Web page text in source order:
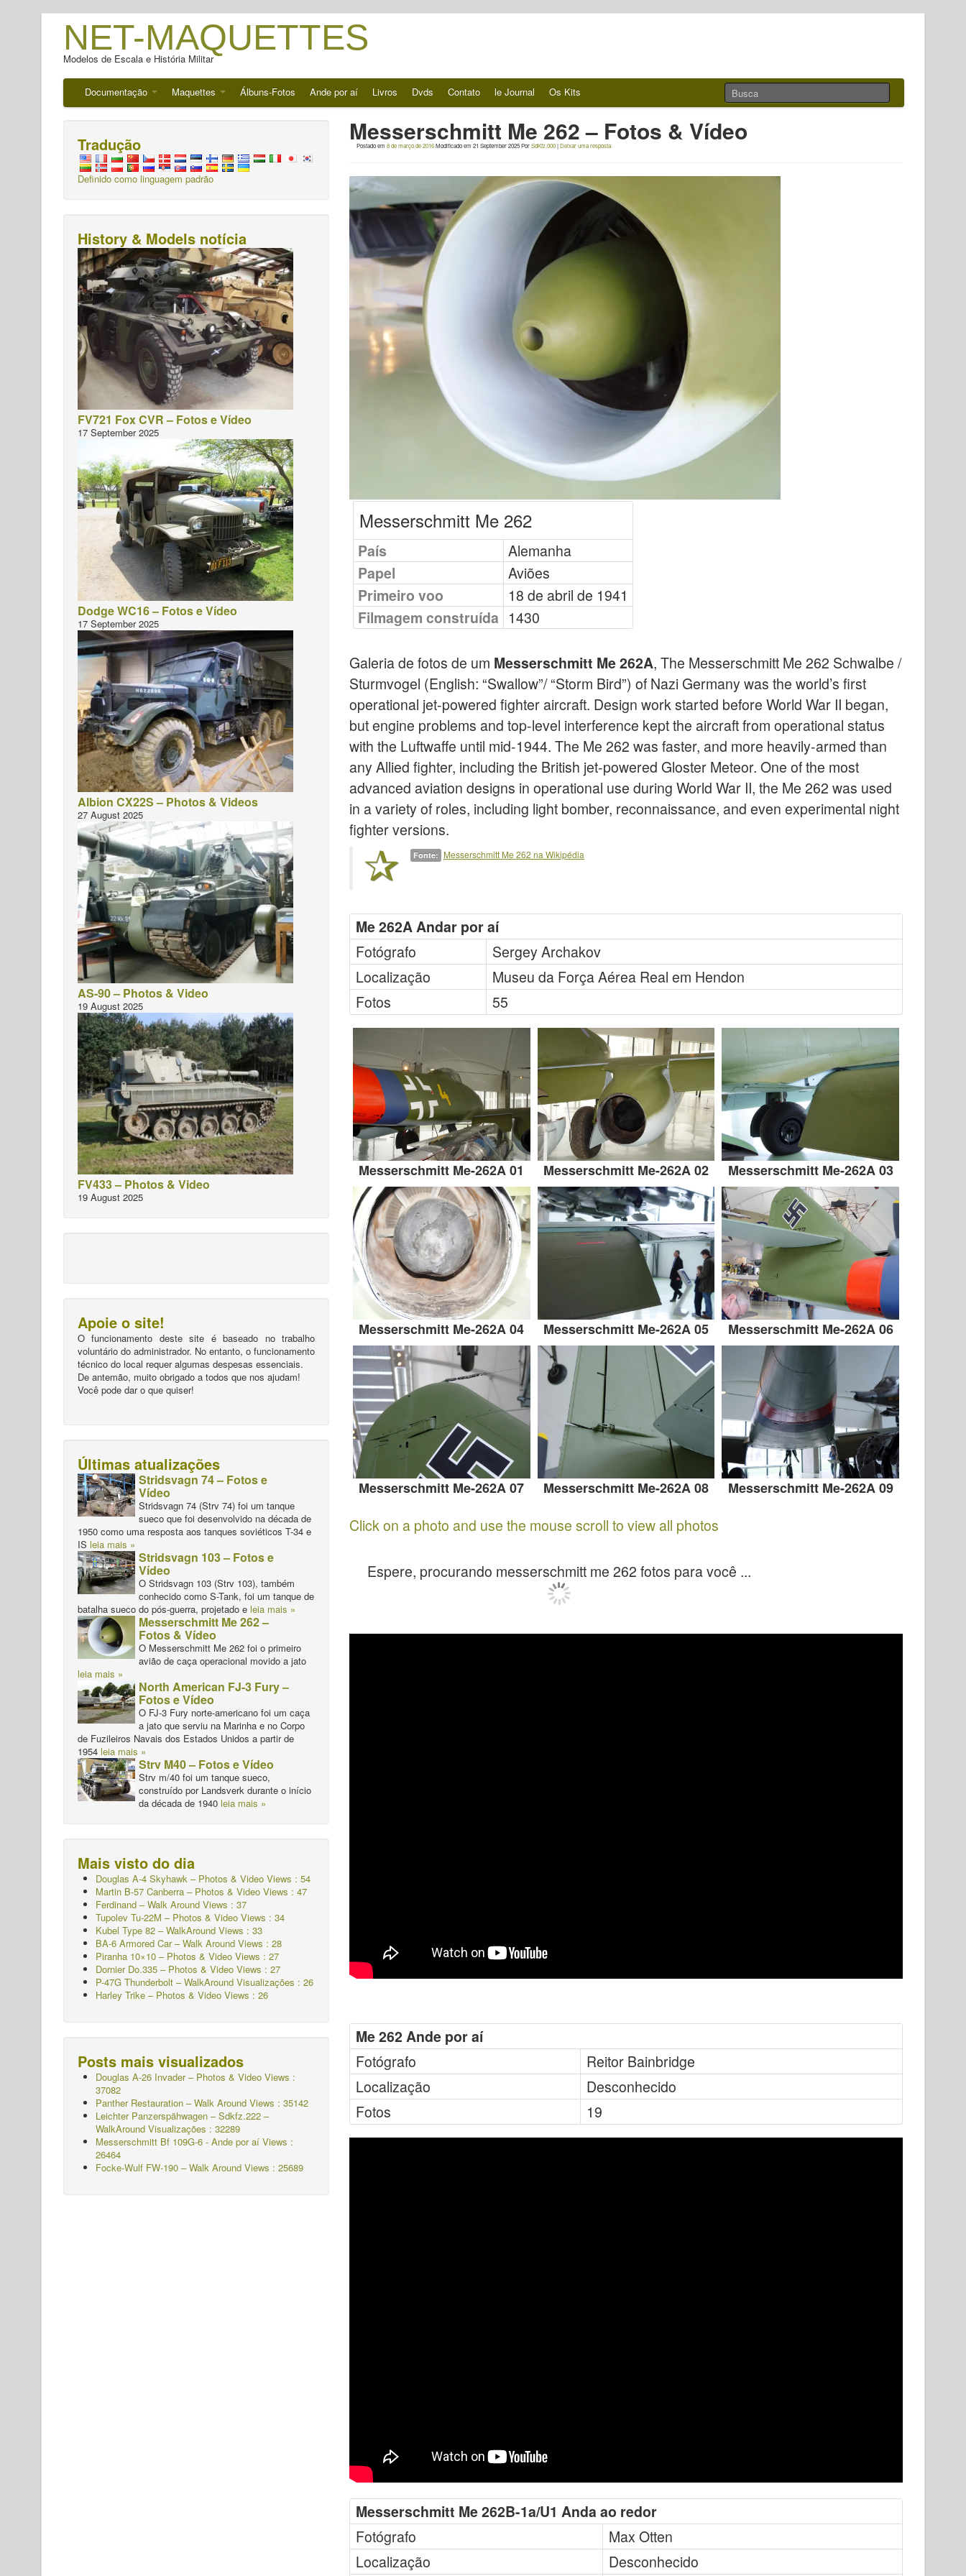
NET-MAQUETTES
Modelos de Escala e História Militar
Documentação Maquettes Álbuns-Fotos Ande por aí Livros Dvds Contato le Journal Os Kits
Messerschmitt Me 262 – Fotos & Vídeo
Postado em 8 de março de 2016Modificado em 21 September 2025PorSdKfz.000|Deixar uma resposta
Messerschmitt Me 262
País
Alemanha
Papel
Aviões
Primeiro voo
18 de abril de 1941
Filmagem construída 1430
Galeria de fotos de um Messerschmitt Me 262A, The Messerschmitt Me 262 Schwalbe /
Sturmvogel (English: “Swallow”/ “Storm Bird”) of Nazi Germany was the world’s first
operational jet-powered fighter aircraft. Design work started before World War II began,
but engine problems and top-level interference kept the aircraft from operational status
with the Luftwaffe until mid-1944. The Me 262 was faster, and more heavily-armed than
any Allied fighter, including the British jet-powered Gloster Meteor. One of the most
advanced aviation designs in operational use during World War II, the Me 262 was used
in a variety of roles, including light bomber, reconnaissance, and even experimental night
fighter versions.
Fonte: Messerschmitt Me 262 na Wikipédia
Me 262A Andar por aí
Fotógrafo
Sergey Archakov
Localização
Museu da Força Aérea Real em Hendon
Fotos
55
Messerschmitt Me-262A 01 Messerschmitt Me-262A 02 Messerschmitt Me-262A 03
Messerschmitt Me-262A 04 Messerschmitt Me-262A 05 Messerschmitt Me-262A 06
Messerschmitt Me-262A 07 Messerschmitt Me-262A 08 Messerschmitt Me-262A 09
Click on a photo and use the mouse scroll to view all photos
Espere, procurando messerschmitt me 262 fotos para você ...
Me 262 Ande por aí
Fotógrafo
Reitor Bainbridge
Localização
Desconhecido
Fotos
19
Messerschmitt Me 262B-1a/U1 Anda ao redor
Fotógrafo
Max Otten
Localização
Desconhecido
Tradução
Definido como linguagem padrão
History & Models notícia
FV721 Fox CVR – Fotos e Vídeo
17 September 2025
Dodge WC16 – Fotos e Vídeo
17 September 2025
Albion CX22S – Photos & Videos
27 August 2025
AS-90 – Photos & Video
19 August 2025
FV433 – Photos & Video
19 August 2025
Apoie o site!
O funcionamento deste site é baseado no trabalho
voluntário do administrador. No entanto, o funcionamento
técnico do local requer algumas despesas essenciais.
De antemão, muito obrigado a todos que nos ajudam!
Você pode dar o que quiser!
Últimas atualizações
Stridsvagn 74 – Fotos e
Vídeo
Stridsvagn 74 (Strv 74) foi um tanque
sueco que foi desenvolvido na década de
1950 como uma resposta aos tanques soviéticos T-34 e
IS leia mais »
Stridsvagn 103 – Fotos e
Vídeo
O Stridsvagn 103 (Strv 103), também
conhecido como S-Tank, foi um tanque de
batalha sueco do pós-guerra, projetado e leia mais »
Messerschmitt Me 262 –
Fotos & Vídeo
O Messerschmitt Me 262 foi o primeiro
avião de caça operacional movido a jato
leia mais »
North American FJ-3 Fury –
Fotos e Vídeo
O FJ-3 Fury norte-americano foi um caça
a jato que serviu na Marinha e no Corpo
de Fuzileiros Navais dos Estados Unidos a partir de
1954 leia mais »
Strv M40 – Fotos e Vídeo
Strv m/40 foi um tanque sueco,
construído por Landsverk durante o início
da década de 1940 leia mais »
Mais visto do dia
Douglas A-4 Skyhawk – Photos & Video Views : 54
Martin B-57 Canberra – Photos & Video Views : 47
Ferdinand – Walk Around Views : 37
Tupolev Tu-22M – Photos & Video Views : 34
Kubel Type 82 – WalkAround Views : 33
BA-6 Armored Car – Walk Around Views : 28
Piranha 10×10 – Photos & Video Views : 27
Dornier Do.335 – Photos & Video Views : 27
P-47G Thunderbolt – WalkAround Visualizações : 26
Harley Trike – Photos & Video Views : 26
Posts mais visualizados
Douglas A-26 Invader – Photos & Video Views :
37082
Panther Restauration – Walk Around Views : 35142
Leichter Panzerspähwagen – Sdkfz.222 –
WalkAround Visualizações : 32289
Messerschmitt Bf 109G-6 - Ande por aí Views :
26464
Focke-Wulf FW-190 – Walk Around Views : 25689